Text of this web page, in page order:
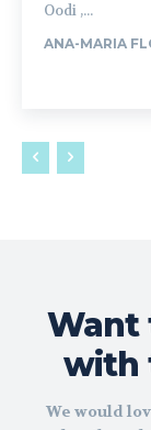
Oodi ,...
ANA-MARIA
Want
with
We would